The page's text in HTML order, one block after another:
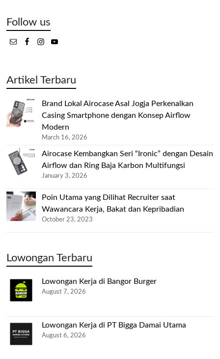
Follow us
Artikel Terbaru
Brand Lokal Airocase Asal Jogja Perkenalkan
Casing Smartphone dengan Konsep Airflow
Modern
March 16, 2026
Airocase Kembangkan Seri “Ironic” dengan Desain
Airflow dan Ring Baja Karbon Multifungsi
January 3, 2026
Poin Utama yang Dilihat Recruiter saat
Wawancara Kerja, Bakat dan Kepribadian
October 23, 2023
Lowongan Terbaru
Lowongan Kerja di Bangor Burger
August 7, 2026
Lowongan Kerja di PT Bigga Damai Utama
August 6, 2026